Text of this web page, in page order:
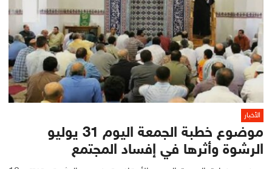
الأخبار
موضوع خطبة الجمعة اليوم 31 يوليو
الرشوة وأثرها في إفساد المجتمع